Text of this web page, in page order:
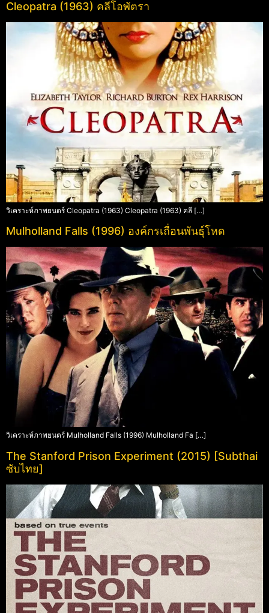
Cleopatra (1963) คลีโอพัตรา
วิเคราะห์ภาพยนตร์ Cleopatra (1963) Cleopatra (1963) คลี […]
Mulholland Falls (1996) องค์กรเถื่อนพันธุ์โหด
วิเคราะห์ภาพยนตร์ Mulholland Falls (1996) Mulholland Fa […]
The Stanford Prison Experiment (2015) [Subthai
ซับไทย]